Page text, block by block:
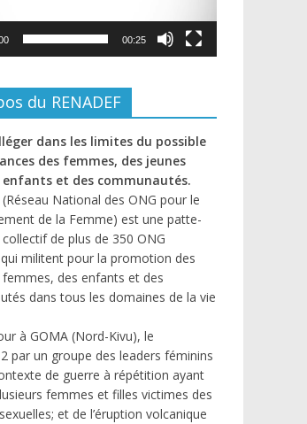
00:25
du RENADEF
dans les limites du possible
des femmes, des jeunes
enfants et des communautés.
(Réseau National des ONG pour le
de la Femme) est une patte-
de plus de 350 ONG
militent pour la promotion des
des enfants et des
dans tous les domaines de la vie
à GOMA (Nord-Kivu), le
par un groupe des leaders féminins
de guerre à répétition ayant
femmes et filles victimes des
et de l’éruption volcanique